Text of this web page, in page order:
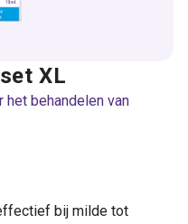
XL
behandelen van
bij milde tot